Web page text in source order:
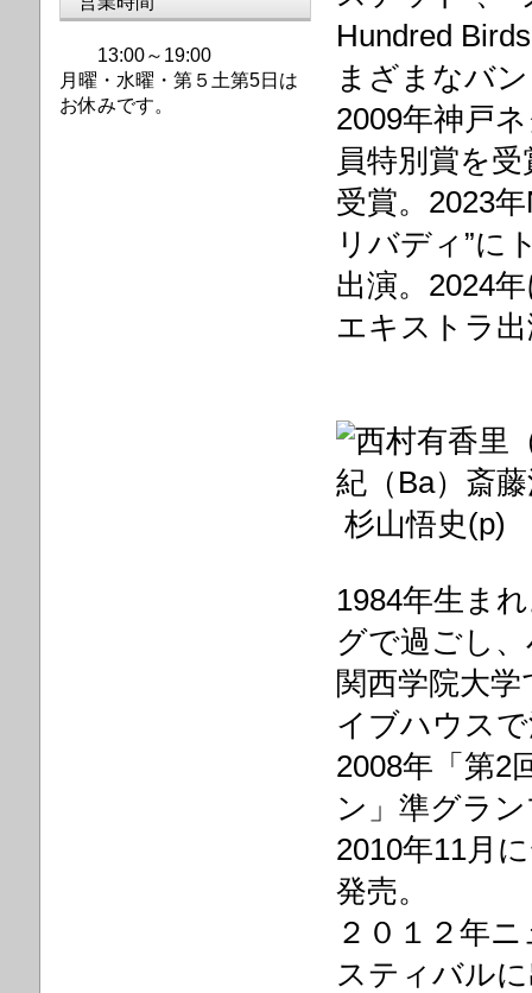
Hundred
まざまなバ
2009年神戸
員特別賞を
受賞。2023
リバディ”に
出演。2024
エキストラ
杉山悟史(p)
1984年生ま
グで過ごし
関西学院大
イブハウス
2008年「第2
ン」準グラ
2010年11月
発売。
２０１２年
スティバル
13:00～19:00
月曜・水曜・第 ５土第5日は
お休みです。